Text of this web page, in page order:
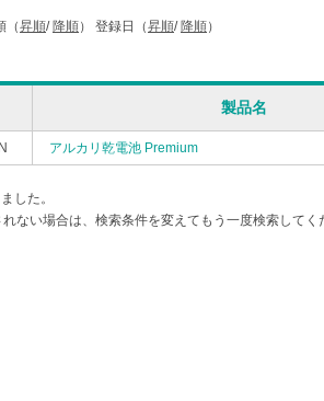
（昇順/ 降順） 登録日（昇順/ 降順）
製品名
アルカリ乾電池 Premium
した。
ない場合は、検索条件を変えてもう一度検索してく